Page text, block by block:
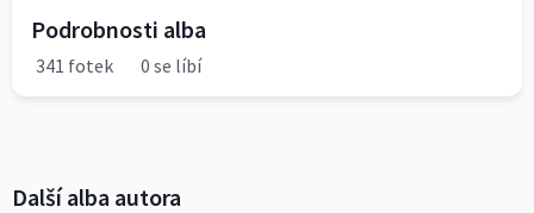
Podrobnosti alba
341 fotek 0 se líbí
Další alba autora